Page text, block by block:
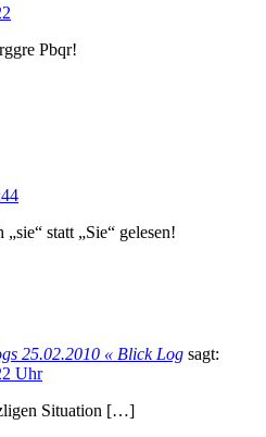
Pbqr!
statt „Sie“ gelesen!
25.02.2010 « Blick Log sagt:
Uhr
Situation […]